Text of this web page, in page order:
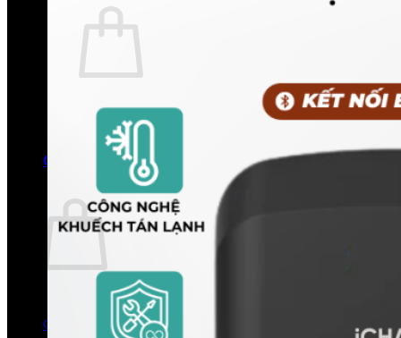
Chưa có sản phẩm trong giỏ hàng.
Quay trở lại cửa hàng
0
Giỏ hàng
Chưa có sản phẩm trong giỏ hàng.
Quay trở lại cửa hàng